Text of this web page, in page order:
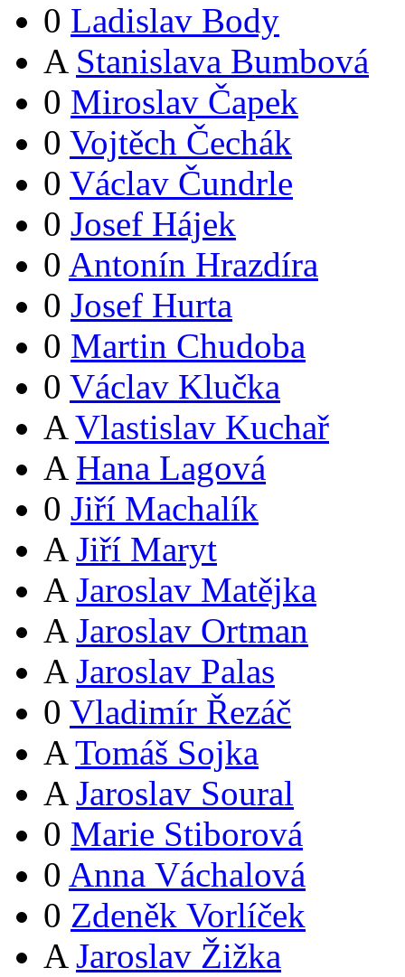
0 Ladislav Body
A Stanislava Bumbová
0 Miroslav Čapek
0 Vojtěch Čechák
0 Václav Čundrle
0 Josef Hájek
0 Antonín Hrazdíra
0 Josef Hurta
0 Martin Chudoba
0 Václav Klučka
A Vlastislav Kuchař
A Hana Lagová
0 Jiří Machalík
A Jiří Maryt
A Jaroslav Matějka
A Jaroslav Ortman
A Jaroslav Palas
0 Vladimír Řezáč
A Tomáš Sojka
A Jaroslav Soural
0 Marie Stiborová
0 Anna Váchalová
0 Zdeněk Vorlíček
A Jaroslav Žižka